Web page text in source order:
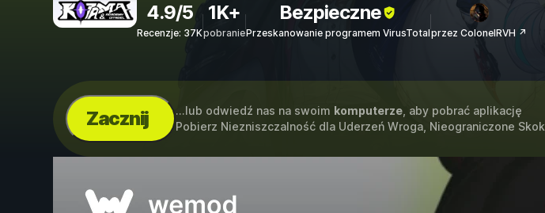
4.9/5
Recenzje: 37K
1K+
pobranie
Bezpieczne
Przeskanowanie programem VirusTotalprzez ColonelRVH ↗
Zacznij ...lub odwiedź nas na swoim komputerze, aby pobrać aplikację
Pobierz Niezniszczalność dla Uderzeń Wroga, Nieograniczone